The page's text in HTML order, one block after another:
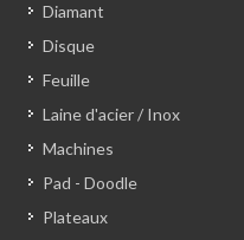
Diamant
Disque
Feuille
Laine d'acier / Inox
Machines
Pad - Doodle
Plateaux